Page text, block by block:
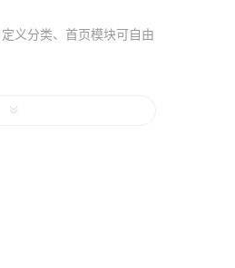
义分类、首页模块可自由